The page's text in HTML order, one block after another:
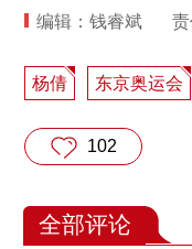
编辑：钱睿斌
杨倩 东京奥运会
102
全部评论